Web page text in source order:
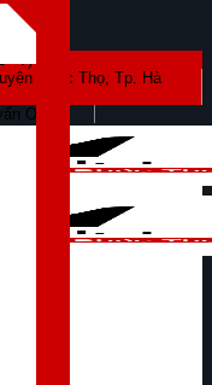
- 7)
Phúc Thọ, Tp. Hà
Online